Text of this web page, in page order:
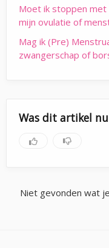
Moet ik stoppen
mijn ovulatie of
Mag ik (Pre)
zwangerschap of
Was dit artikel
Niet gevonden wat